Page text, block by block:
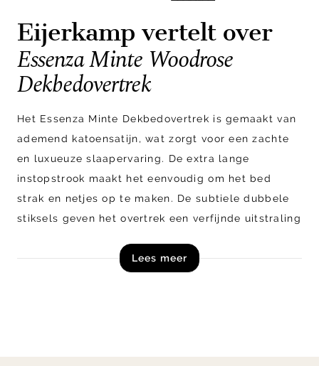
Eijerkamp vertelt over
Essenza Minte Woodrose
Dekbedovertrek
Het Essenza Minte Dekbedovertrek is gemaakt van
ademend katoensatijn, wat zorgt voor een zachte
en luxueuze slaapervaring. De extra lange
instopstrook maakt het eenvoudig om het bed
strak en netjes op te maken. De subtiele dubbele
stiksels geven het overtrek een verfijnde uitstraling
Lees meer